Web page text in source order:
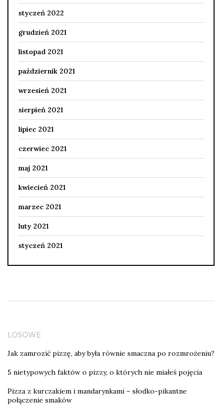
styczeń 2022
grudzień 2021
listopad 2021
październik 2021
wrzesień 2021
sierpień 2021
lipiec 2021
czerwiec 2021
maj 2021
kwiecień 2021
marzec 2021
luty 2021
styczeń 2021
LOSOWE
Jak zamrozić pizzę, aby była równie smaczna po rozmrożeniu?
5 nietypowych faktów o pizzy, o których nie miałeś pojęcia
Pizza z kurczakiem i mandarynkami – słodko-pikantne
połączenie smaków